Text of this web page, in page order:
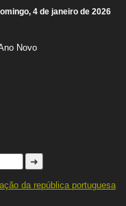
4 de janeiro de 2026
Novo
➜
da república portuguesa